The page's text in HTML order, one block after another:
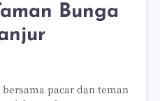
Bunga
pacar dan teman